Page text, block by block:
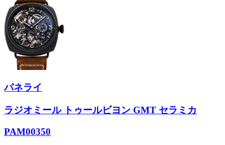
パネライ
ラジオミール トゥールビヨン GMT セラミカ
PAM00350